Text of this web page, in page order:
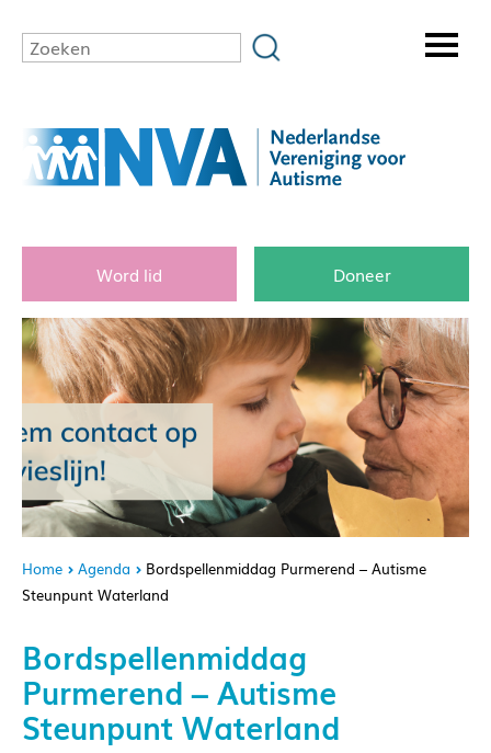
Word lid Doneer
Home Agenda
Bordspellenmiddag Purmerend – Autisme
Steunpunt Waterland
Bordspellenmiddag
Purmerend – Autisme
Steunpunt Waterland